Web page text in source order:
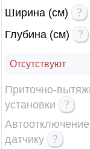
Ширина (см) ?
Глубина (см)
?
Отсутствуют
Приточно-
установки
?
датчику
?